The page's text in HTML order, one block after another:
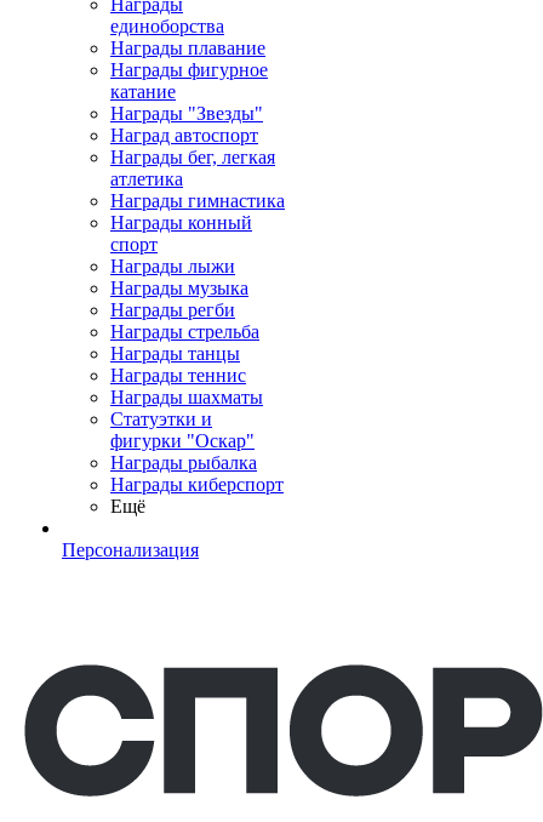
Награды
единоборства
Награды плавание
Награды фигурное
катание
Награды "Звезды"
Наград автоспорт
Награды бег, легкая
атлетика
Награды гимнастика
Награды конный
спорт
Награды лыжи
Награды музыка
Награды регби
Награды стрельба
Награды танцы
Награды теннис
Награды шахматы
Статуэтки и
фигурки "Оскар"
Награды рыбалка
Награды киберспорт
Ещё
Персонализация